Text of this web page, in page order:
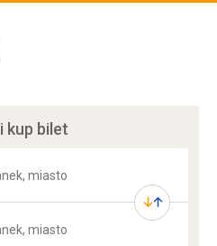
i kup bilet